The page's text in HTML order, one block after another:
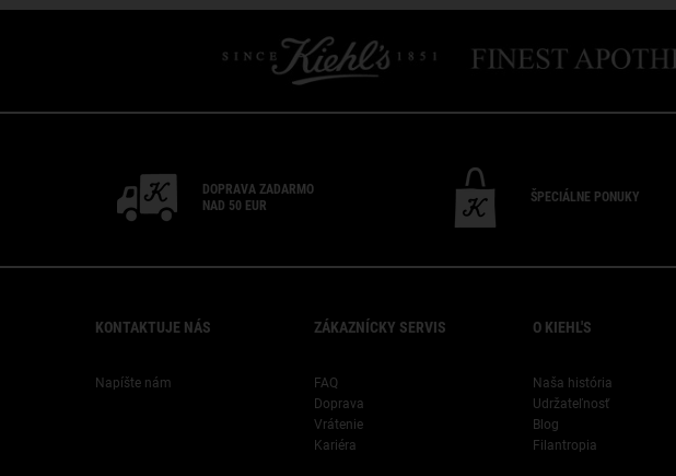
DOPRAVA ZADARMO
NAD 50 EUR
ŠPECIÁLNE PONUKY
KONTAKTUJE NÁS
Napíšte nám
ZÁKAZNÍCKY SERVIS
FAQ
Doprava
Vrátenie
Kariéra
O KIEHL'S
Naša história
Udržateľnosť
Blog
Filantropia